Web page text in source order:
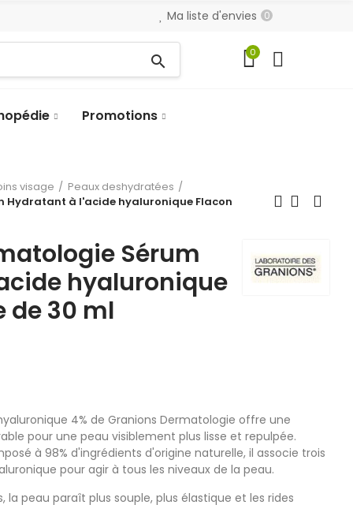
Ma liste d'envies 0
search 0
Promotions
visage
Peaux deshydratées
Hydratant à l'acide hyaluronique Flacon
Sérum
hyaluronique
de 30 ml
4% de Granions Dermatologie offre une
pour une peau visiblement plus lisse et repulpée.
à 98% d'ingrédients d'origine naturelle, il associe trois
pour agir à tous les niveaux de la peau.
la peau paraît plus souple, plus élastique et les rides